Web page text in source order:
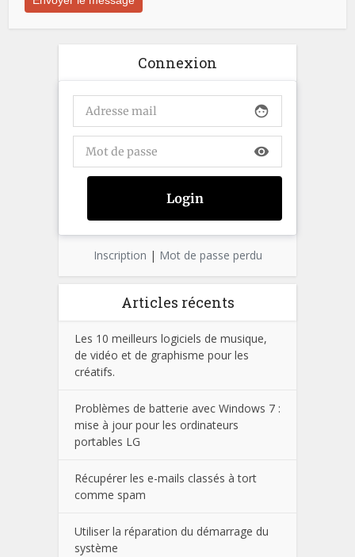
Connexion
face
visibility
Inscription | Mot de passe perdu
Articles récents
Les 10 meilleurs logiciels de musique,
de vidéo et de graphisme pour les
créatifs.
Problèmes de batterie avec Windows 7 :
mise à jour pour les ordinateurs
portables LG
Récupérer les e-mails classés à tort
comme spam
Utiliser la réparation du démarrage du
système